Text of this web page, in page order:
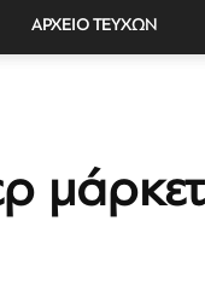
ΑΡΧΕΙΟ ΤΕΥΧΩΝ
μάρκετ